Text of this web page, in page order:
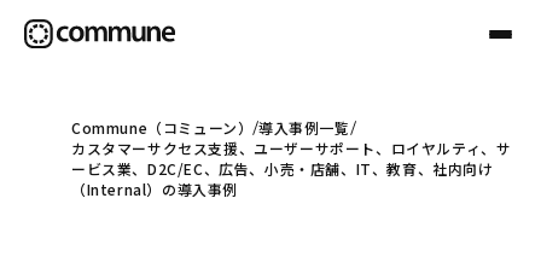
Communeについて
Commune（コミューン）
導入事例一覧
カスタマーサクセス支援、ユーザーサポート、ロイヤルティ、サ
ービス業、D2C/EC、広告、小売・店舗、IT、教育、社内向け
（Internal）の導入事例